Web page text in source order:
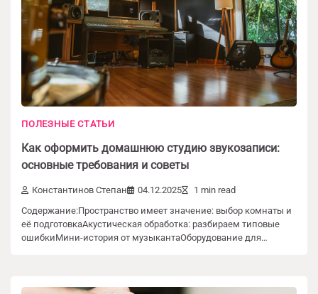
ПОЛЕЗНЫЕ СТАТЬИ
Как оформить домашнюю студию звукозаписи:
основные требования и советы
Константинов Степан 04.12.2025
1 min read
Содержание:Пространство имеет значение: выбор комнаты и
её подготовкаАкустическая обработка: разбираем типовые
ошибкиМини-история от музыкантаОборудование для…